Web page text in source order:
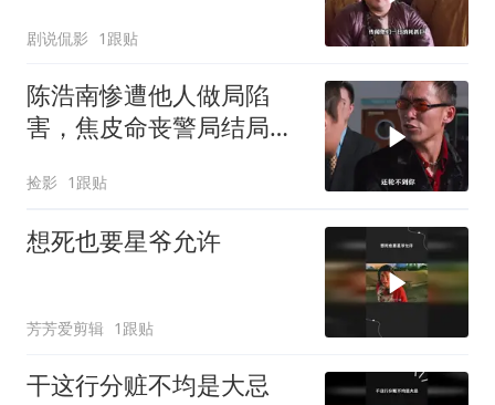
剧说侃影 1跟贴
陈浩南惨遭他人做局陷
害，焦皮命丧警局结局悲
谋
捡影 1跟贴
想死也要星爷允许
芳芳爱剪辑 1跟贴
干这行分赃不均是大忌